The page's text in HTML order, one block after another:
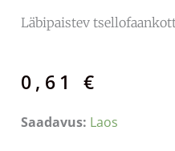
Läbipaistev
0,61 €
Saadavus: Laos
Tsellofaankott